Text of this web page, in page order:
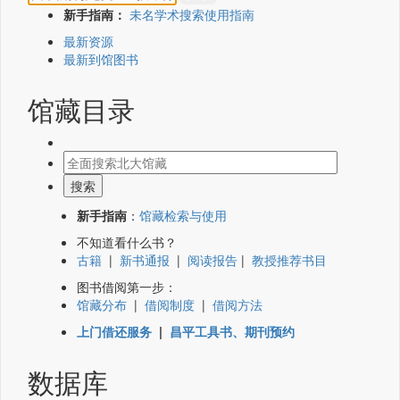
新手指南： 未名学术搜索使用指南
最新资源
最新到馆图书
馆藏目录
新手指南 ： 馆藏检索与使用
不知道看什么书？
古籍 | 新书通报 | 阅读报告 | 教授推荐书目
图书借阅第一步：
馆藏分布 | 借阅制度 | 借阅方法
上门借还服务 | 昌平工具书、期刊预约
数据库